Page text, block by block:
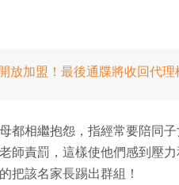
放加盟！最後通牒將收回代理
都相繼抱怨，指經常要陪同
師責罰，這樣使他們感到壓
把該名家長踢出群組！